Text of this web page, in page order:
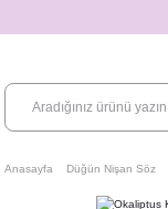
Anasayfa Düğün Nişan Söz